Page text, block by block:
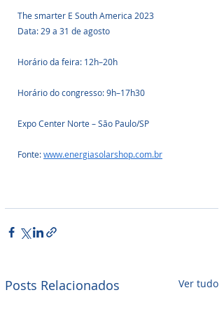
The smarter E South America 2023
Data: 29 a 31 de agosto
Horário da feira: 12h–20h
Horário do congresso: 9h–17h30
Expo Center Norte – São Paulo/SP
Fonte: www.energiasolarshop.com.br
Posts Relacionados Ver tudo